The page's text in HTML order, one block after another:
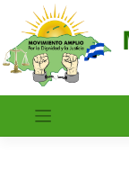
contenido